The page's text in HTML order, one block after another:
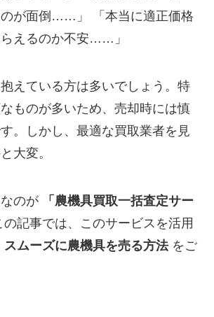
が面倒……」 「本当に適正価格
えるのか不安……」
えている方は多いでしょう。特
ものが多いため、売却時には慎
。しかし、最適な買取業者を見
大変。
のが
「農機具買取一括査定サー
の記事では、このサービスを活用
スムーズに農機具を売る方法をご